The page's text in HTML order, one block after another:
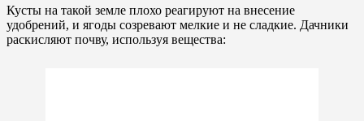
Кусты на такой земле плохо реагируют на внесение
удобрений, и ягоды созревают мелкие и не сладкие. Дачники
раскисляют почву, используя вещества: